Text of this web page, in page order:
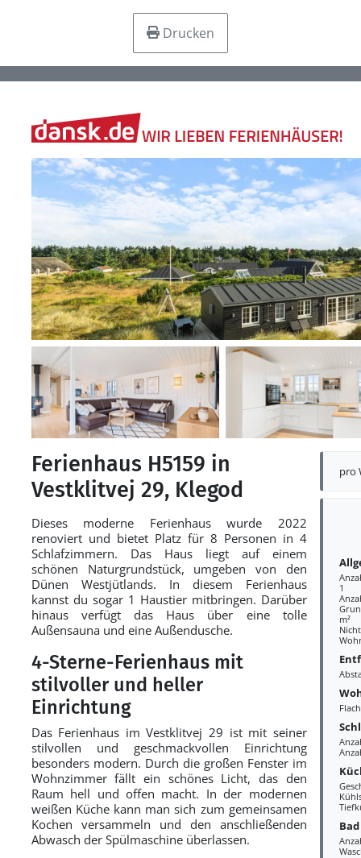
Drucken
pro
1
m²
Bad
Ferienhaus H5159 in
Vestklitvej 29, Klegod
Dieses moderne Ferienhaus wurde 2022
renoviert und bietet Platz für 8 Personen in 4
Schlafzimmern. Das Haus liegt auf einem
schönen Naturgrundstück, umgeben von den
Dünen Westjütlands. In diesem Ferienhaus
kannst du sogar 1 Haustier mitbringen. Darüber
hinaus verfügt das Haus über eine tolle
Außensauna und eine Außendusche.
4-Sterne-Ferienhaus mit
stilvoller und heller
Einrichtung
Das Ferienhaus im Vestklitvej 29 ist mit seiner
stilvollen und geschmackvollen Einrichtung
besonders modern. Durch die großen Fenster im
Wohnzimmer fällt ein schönes Licht, das den
Raum hell und offen macht. In der modernen
weißen Küche kann man sich zum gemeinsamen
Kochen versammeln und den anschließenden
Abwasch der Spülmaschine überlassen.